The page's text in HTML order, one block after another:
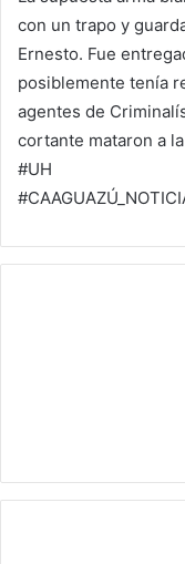
con un trapo y
Ernesto. Fue
posiblemente tenía
agentes de
cortante mataron a
#UH